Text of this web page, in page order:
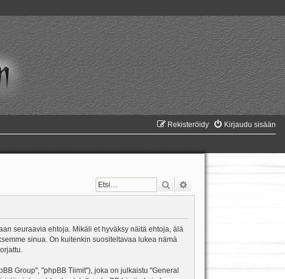
Kirjaudu sisään
Rekisteröidy
Etsi
seuraavia ehtoja. Mikäli et hyväksy näitä ehtoja, älä
sinua. On kuitenkin suositeltavaa lukea nämä
Group", "phpBB Tiimit"), joka on julkaistu "General